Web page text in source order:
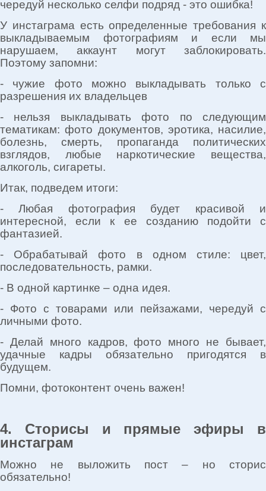
чередуй несколько селфи подряд - это ошибка!
У инстаграма есть определенные требования к
выкладываемым фотографиям и если мы
нарушаем, аккаунт могут заблокировать.
Поэтому запомни:
- чужие фото можно выкладывать только с
разрешения их владельцев
- нельзя выкладывать фото по следующим
тематикам: фото документов, эротика, насилие,
болезнь, смерть, пропаганда политических
взглядов, любые наркотические вещества,
алкоголь, сигареты.
Итак, подведем итоги:
- Любая фотография будет красивой и
интересной, если к ее созданию подойти с
фантазией.
- Обрабатывай фото в одном стиле: цвет,
последовательность, рамки.
- В одной картинке – одна идея.
- Фото с товарами или пейзажами, чередуй с
личными фото.
- Делай много кадров, фото много не бывает,
удачные кадры обязательно пригодятся в
будущем.
Помни, фотоконтент очень важен!
4. Сторисы и прямые эфиры в
инстаграм
Можно не выложить пост – но сторис
обязательно!